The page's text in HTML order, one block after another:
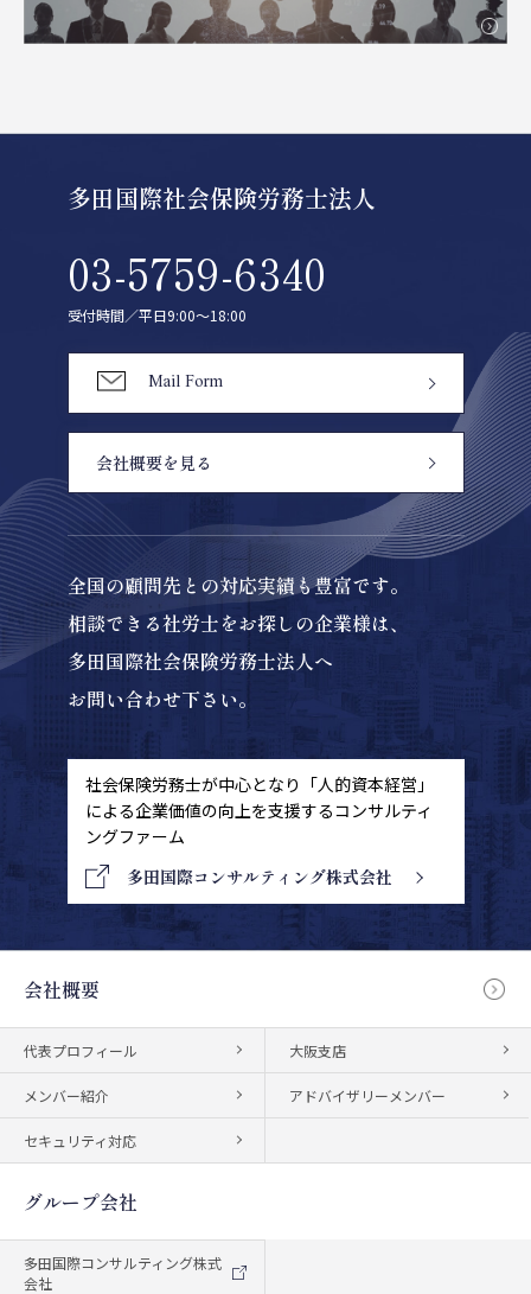
多田国際社会保険労務士法人
03-5759-6340
受付時間／平日9:00〜18:00
Mail Form
会社概要を見る
全国の顧問先との対応実績も豊富です。
相談できる社労士をお探しの企業様は、
多田国際社会保険労務士法人へ
お問い合わせ下さい。
社会保険労務士が中心となり「人的資本経営」
による企業価値の向上を支援するコンサルティ
ングファーム
多田国際コンサルティング株式会社
会社概要
代表プロフィール 大阪支店
メンバー紹介 アドバイザリーメンバー
セキュリティ対応
グループ会社
多田国際コンサルティング株式
会社